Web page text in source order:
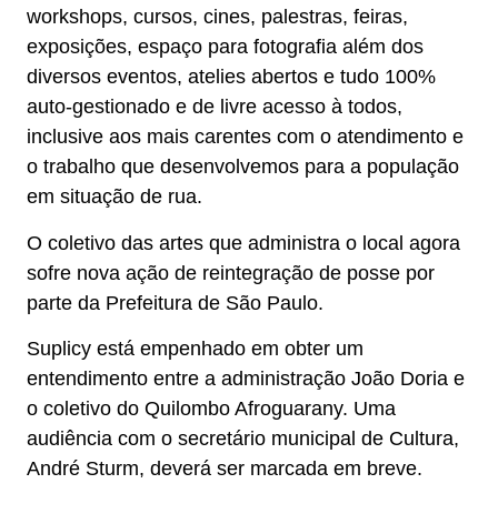
workshops, cursos, cines, palestras, feiras,
exposições, espaço para fotografia além dos
diversos eventos, atelies abertos e tudo 100%
auto-gestionado e de livre acesso à todos,
inclusive aos mais carentes com o atendimento e
o trabalho que desenvolvemos para a população
em situação de rua.
O coletivo das artes que administra o local agora
sofre nova ação de reintegração de posse por
parte da Prefeitura de São Paulo.
Suplicy está empenhado em obter um
entendimento entre a administração João Doria e
o coletivo do Quilombo Afroguarany. Uma
audiência com o secretário municipal de Cultura,
André Sturm, deverá ser marcada em breve.